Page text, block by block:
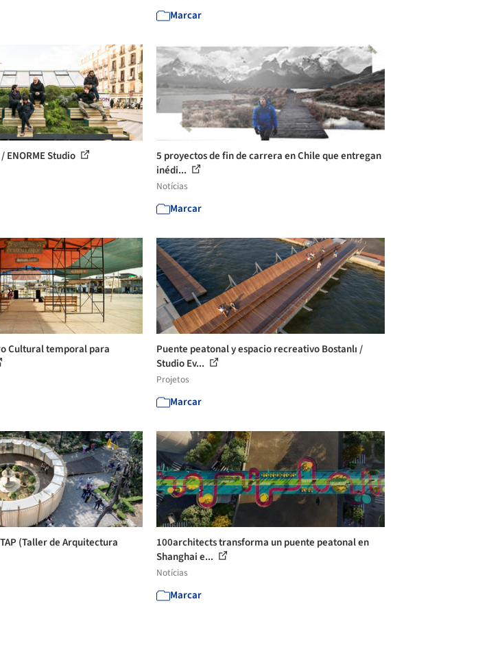
Marcar
ENORME Studio
5 proyectos de fin de carrera en Chile que entregan
inédi...
Notícias
Marcar
Cultural temporal para
Puente peatonal y espacio recreativo Bostanlı /
Studio Ev...
Projetos
Marcar
(Taller de Arquitectura
100architects transforma un puente peatonal en
Shanghai e...
Notícias
Marcar